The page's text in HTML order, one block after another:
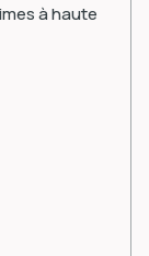
à haute